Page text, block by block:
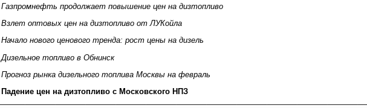
Газпромнефть продолжает повышение цен на дизтопливо
Взлет оптовых цен на дизтопливо от ЛУКойла
Начало нового ценового тренда: рост цены на дизель
Дизельное топливо в Обнинск
Прогноз рынка дизельного топлива Москвы на февраль
Падение цен на дизтопливо с Московского НПЗ